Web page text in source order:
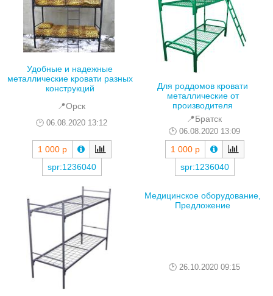
Удобные и надежные
металлические кровати разных
конструкций
📍Орск
06.08.2020 13:12
1 000 р
spr:1236040
Для роддомов кровати
металлические от
производителя
📍Братск
06.08.2020 13:09
1 000 р
spr:1236040
Медицинское оборудование,
Предложение
26.10.2020 09:15